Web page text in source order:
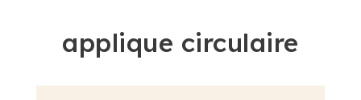
applique circulaire